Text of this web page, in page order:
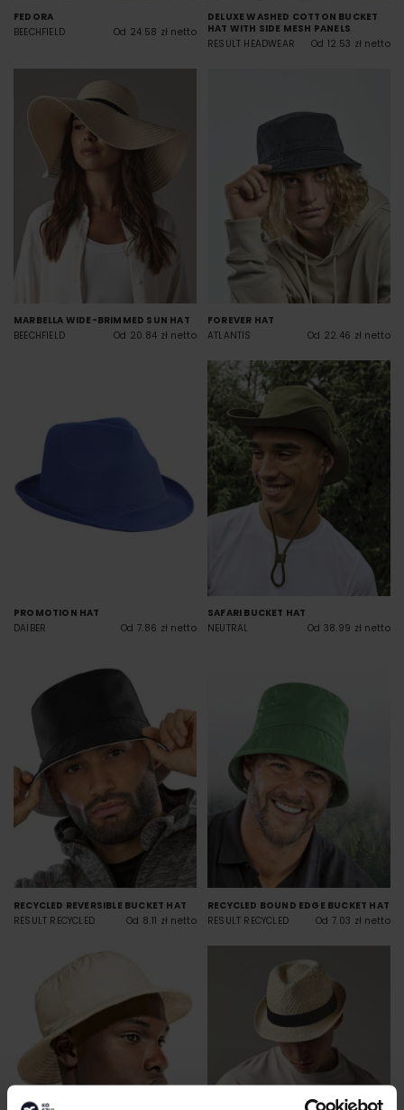
FEDORA
BEECHFIELD
Od 24.58 zł netto
DELUXE WASHED COTTON BUCKET
HAT WITH SIDE MESH PANELS
RESULT HEADWEAR
Od 12.53 zł netto
MARBELLA WIDE-BRIMMED SUN HAT
BEECHFIELD
Od 20.84 zł netto
FOREVER HAT
ATLANTIS
Od 22.46 zł netto
PROMOTION HAT
DAIBER
Od 7.86 zł netto
SAFARI BUCKET HAT
NEUTRAL
Od 38.99 zł netto
RECYCLED REVERSIBLE BUCKET HAT
RESULT RECYCLED
Od 8.11 zł netto
RECYCLED BOUND EDGE BUCKET HAT
RESULT RECYCLED
Od 7.03 zł netto